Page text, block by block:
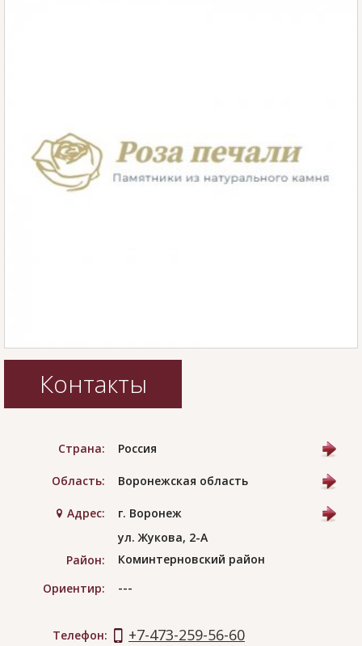
Контакты
Страна: Россия
Область: Воронежская область
Адрес:
г. Воронеж
ул. Жукова, 2-А
Район:
Коминтерновский район
Ориентир:
---
Телефон: +7-473-259-56-60